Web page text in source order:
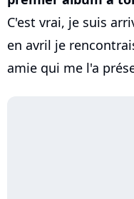
C'est vrai, je suis
en avril je
amie qui me l'a